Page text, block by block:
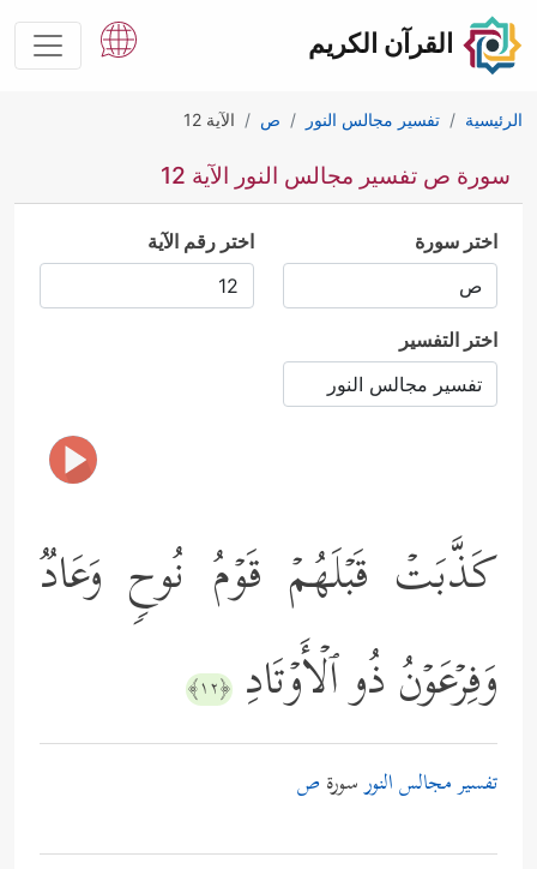
القرآن الكريم
الرئيسية تفسير مجالس النور ص الآية 12
سورة ص تفسير مجالس النور الآية 12
اختر سورة اختر رقم الآية
اختر التفسير
كَذَّبَتۡ قَبۡلَهُمۡ قَوۡمُ نُوحࣲ وَعَادࣱ
وَفِرۡعَوۡنُ ذُو ٱلۡأَوۡتَادِ ﴿١٢﴾
تفسير مجالس النورسورة ص